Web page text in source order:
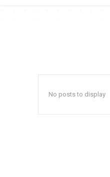
No posts to display